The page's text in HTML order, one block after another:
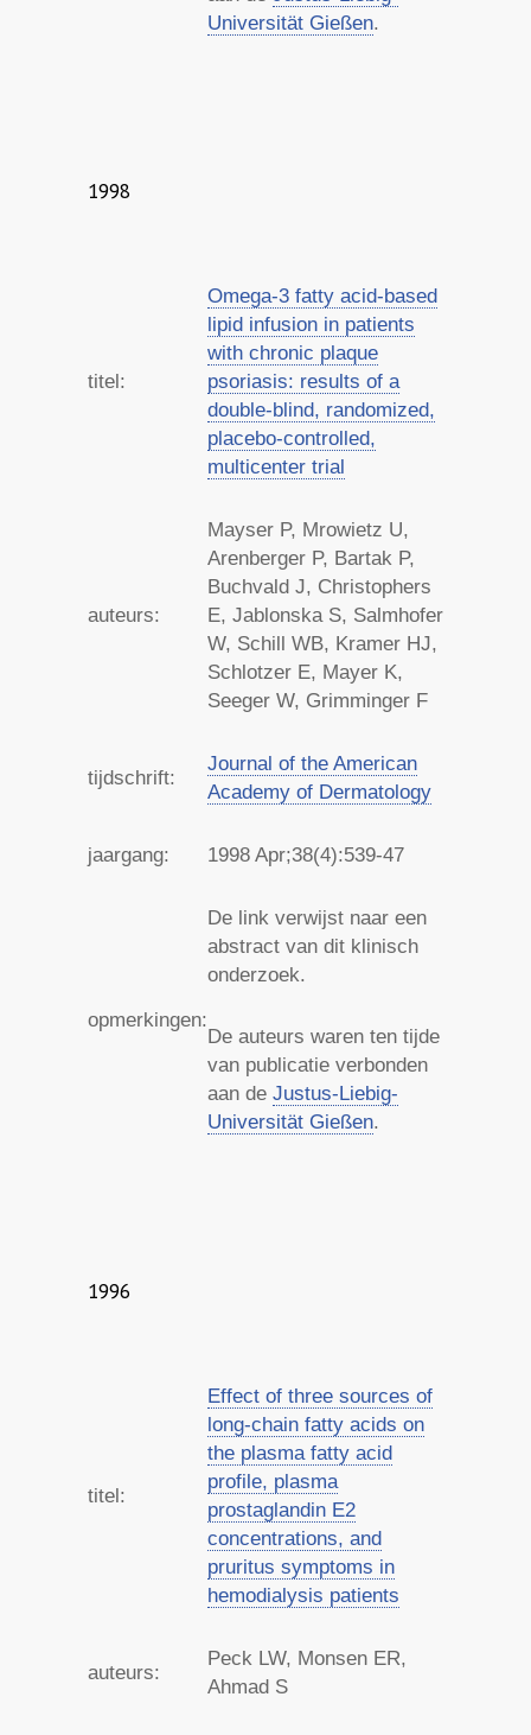
Universität Gießen.
1998
titel:
Omega-3 fatty acid-based
lipid infusion in patients
with chronic plaque
psoriasis: results of a
double-blind, randomized,
placebo-controlled,
multicenter trial
auteurs:
Mayser P, Mrowietz U,
Arenberger P, Bartak P,
Buchvald J, Christophers
E, Jablonska S, Salmhofer
W, Schill WB, Kramer HJ,
Schlotzer E, Mayer K,
Seeger W, Grimminger F
tijdschrift:
Journal of the American
Academy of Dermatology
jaargang: 1998 Apr;38(4):539-47
opmerkingen:
De link verwijst naar een
abstract van dit klinisch
onderzoek.
De auteurs waren ten tijde
van publicatie verbonden
aan de Justus-Liebig-
Universität Gießen.
1996
titel:
Effect of three sources of
long-chain fatty acids on
the plasma fatty acid
profile, plasma
prostaglandin E2
concentrations, and
pruritus symptoms in
hemodialysis patients
auteurs:
Peck LW, Monsen ER,
Ahmad S